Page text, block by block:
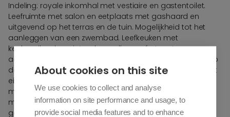
Indeling: royale inkomhal met vestiaire en gastentoilet.
Leefruimte met salon en eetplaats met gashaard en
uitgevend op het terras en de tuin. Mogelijkheid tot het
aanleggen van een zwembad. Leefkeuken met
keukeneiland, genietend van alle comfort met
aansluitende praktische bijkeuken. Berging/wasplaats. Op
de eerste verdieping: 3 volwaardige slaapkamers, elk met
eigen badkamer en dressing. Bureau. 2de verdieping:
mogelijkheid tot het creëren van 4de slaapkamer of
multifunctionele ruimte. Technische ruimte. Inpandige
garage voor 2 wagens met fietsenberging. Meerdere
About cookies on this site
We use cookies to collect and analyse
information on site performance and usage, to
provide social media features and to enhance